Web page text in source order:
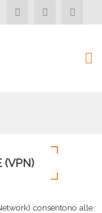
(VPN)
consentono alle